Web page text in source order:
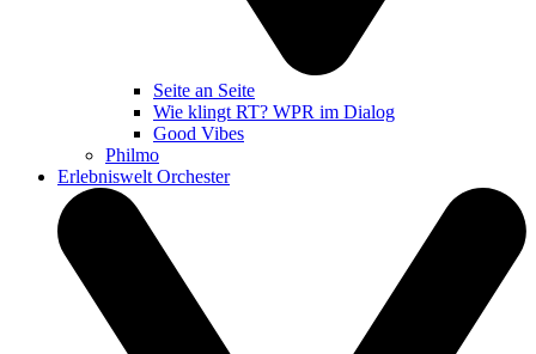
Seite an Seite
Wie klingt RT? WPR im Dialog
Good Vibes
Philmo
Erlebniswelt Orchester